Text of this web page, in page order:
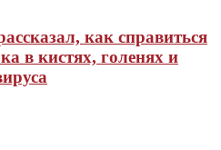
как справиться
в кистях, голенях и